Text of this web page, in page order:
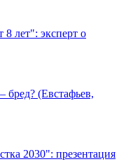
лет": эксперт о
бред? (Евстафьев,
2030": презентация